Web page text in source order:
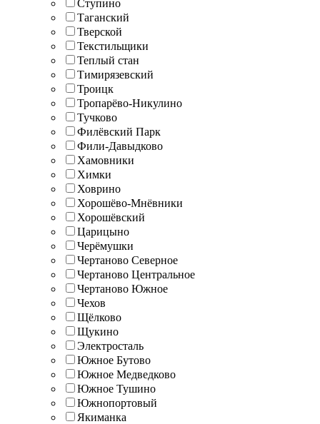
Ступино
Таганский
Тверской
Текстильщики
Теплый стан
Тимирязевский
Троицк
Тропарёво-Никулино
Тучково
Филёвский Парк
Фили-Давыдково
Хамовники
Химки
Ховрино
Хорошёво-Мнёвники
Хорошёвский
Царицыно
Черёмушки
Чертаново Северное
Чертаново Центральное
Чертаново Южное
Чехов
Щёлково
Щукино
Электросталь
Южное Бутово
Южное Медведково
Южное Тушино
Южнопортовый
Якиманка